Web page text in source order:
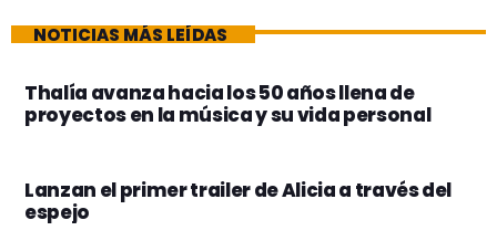
NOTICIAS MÁS LEÍDAS
Thalía avanza hacia los 50 años llena de
proyectos en la música y su vida personal
Lanzan el primer trailer de Alicia a través del
espejo